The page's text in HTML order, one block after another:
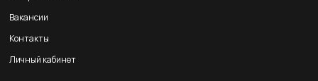
Вакансии
Контакты
Личный кабинет